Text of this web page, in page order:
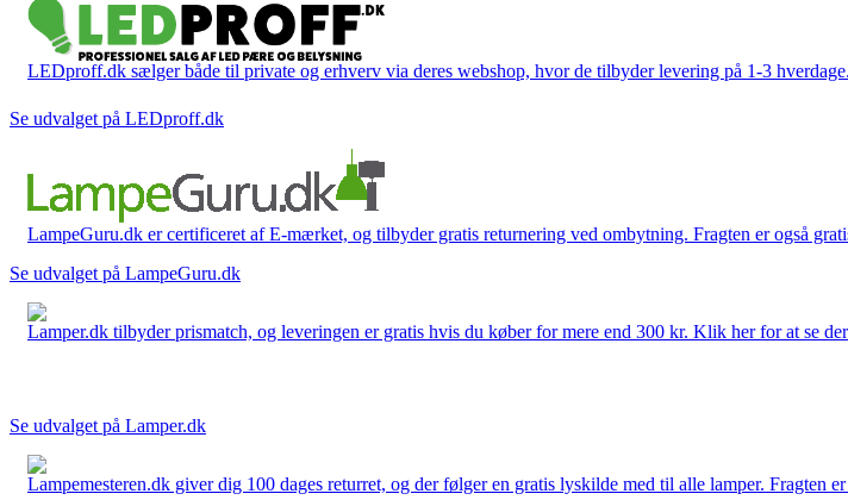
LEDproff.dk sælger både til private og erhverv via deres webshop, hvor de tilbyder levering på 1-3
Se udvalget på LEDproff.dk
LampeGuru.dk er certificeret af E-mærket, og tilbyder gratis returnering ved ombytning. Fragten er også
Se udvalget på LampeGuru.dk
Lamper.dk tilbyder prismatch, og leveringen er gratis hvis du køber for mere end 300 kr. Klik her for at se
Se udvalget på Lamper.dk
Lampemesteren.dk giver dig 100 dages returret, og der følger en gratis lyskilde med til alle lamper. Fragten